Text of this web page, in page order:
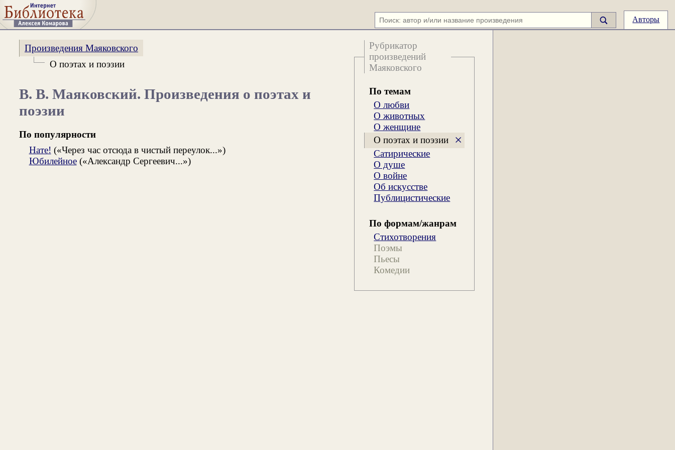
Авторы
Рубрикатор
произведений
Маяковского
По темам
О любви
О животных
О женщине
О поэтах и поэзии
×
Сатирические
О душе
О войне
Об искусстве
Публицистические
По формам/жанрам
Стихотворения
Поэмы
Пьесы
Комедии
Произведения Маяковского
О поэтах и поэзии
В. В. Маяковский. Произведения о поэтах и
поэзии
По популярности
Нате! («Через час отсюда в чистый переулок...»)
Юбилейное(«Александр Сергеевич...»)